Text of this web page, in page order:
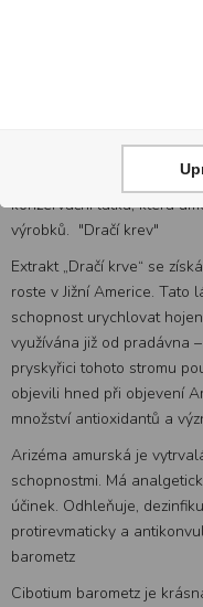
pryskyřičné látky. Je často
protizánětlivé, antiseptické
konzervační látku, která
výrobků. "Dračí krev"
Extrakt „Dračí krve“ se
roste v Jižní Americe. Tato
schopnost urychlovat
využívána již od pradávna
pryskyřici tohoto stromu
objevili hned při objevení
množství antioxidantů a
Arizéma amurská je
schopnostmi. Má
účinek. Odhleňuje,
protirevmaticky a
barometz
Cibotium barometz je